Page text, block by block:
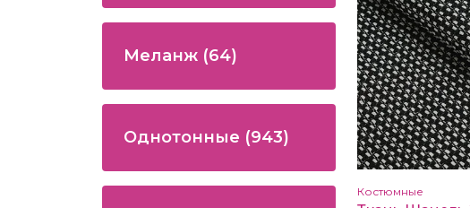
Меланж (64)
Однотонные (943)
Костюмные